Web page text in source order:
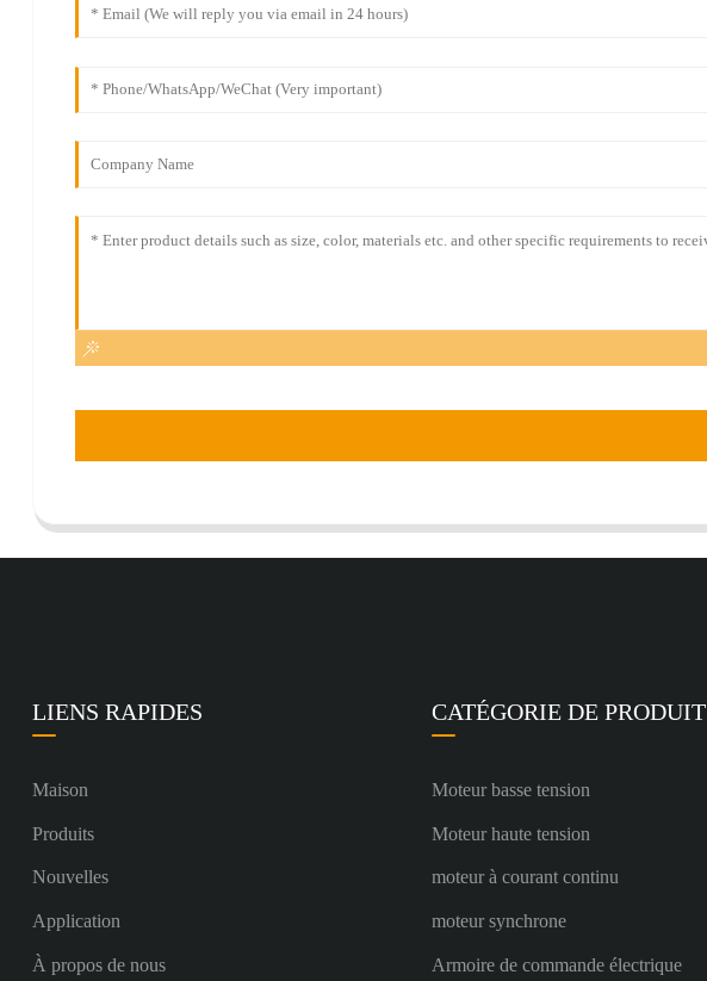
LIENS RAPIDES
Maison
Produits
Nouvelles
Application
À propos de nous
CATÉGORIE DE PRODUIT
Moteur basse tension
Moteur haute tension
moteur à courant continu
moteur synchrone
Armoire de commande électrique